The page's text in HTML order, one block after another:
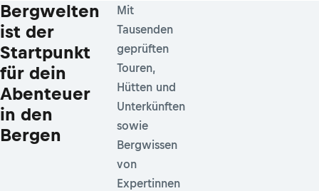
Bergwelten
ist der
Startpunkt
für dein
Abenteuer
in den
Bergen
Mit
Tausenden
geprüften
Touren,
Hütten und
Unterkünften
sowie
Bergwissen
von
Expertinnen